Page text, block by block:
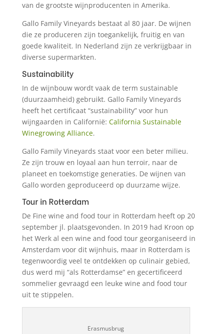
van de grootste wijnproducenten in Amerika.
Gallo Family Vineyards bestaat al 80 jaar. De wijnen
die ze produceren zijn toegankelijk, fruitig en van
goede kwaliteit. In Nederland zijn ze verkrijgbaar in
diverse supermarkten.
Sustainability
In de wijnbouw wordt vaak de term sustainable
(duurzaamheid) gebruikt. Gallo Family Vineyards
heeft het certificaat “sustainability” voor hun
wijngaarden in Californië: California Sustainable
Winegrowing Alliance.
Gallo Family Vineyards staat voor een beter milieu.
Ze zijn trouw en loyaal aan hun terroir, naar de
planeet en toekomstige generaties. De wijnen van
Gallo worden geproduceerd op duurzame wijze.
Tour in Rotterdam
De Fine wine and food tour in Rotterdam heeft op 20
september jl. plaatsgevonden. In 2019 had Kroon op
het Werk al een wine and food tour georganiseerd in
Amsterdam voor dit wijnhuis, maar in Rotterdam is
tegenwoordig veel te ontdekken op culinair gebied,
dus werd mij “als Rotterdamse” en gecertificeerd
sommelier gevraagd een leuke wine and food tour
uit te stippelen.
Erasmusbrug